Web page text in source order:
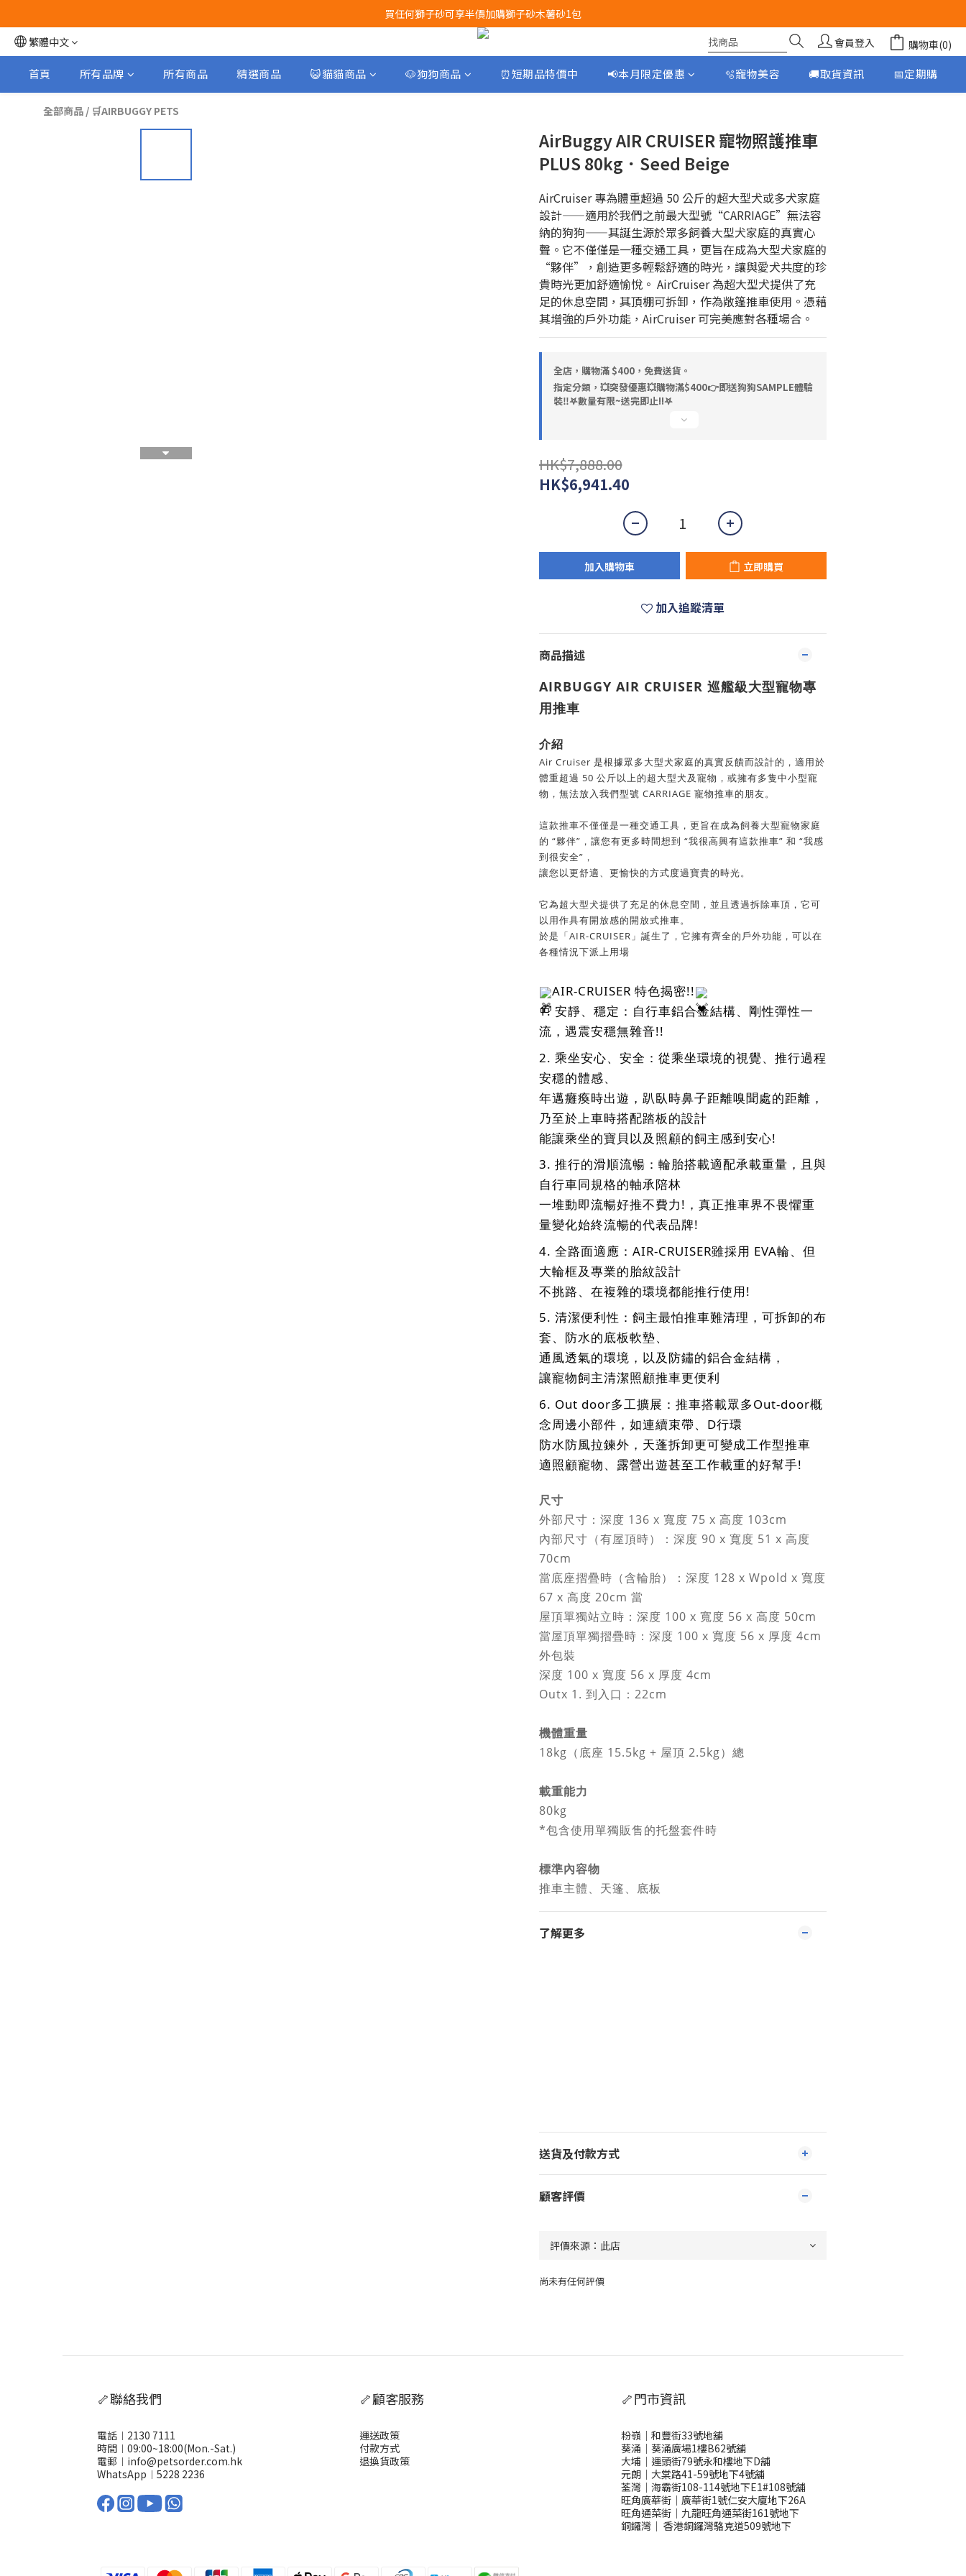
Airbuggy 全線現貨8折！立即點擊火速搶購
買任何獅子砂可享半價加購獅子砂木薯砂1包
Airbuggy 全線現貨8折！立即點擊火速搶購
繁體中文 會員登入 購物車(0)
首頁 所有品牌 所有商品 精選商品 😺貓貓商品 🐶狗狗商品 ⏰短期品特價中 📢本月限定優惠 🫧寵物美容 🚚取貨資訊 📅定期購
全部商品 / 🛒AIRBUGGY PETS
AirBuggy AIR CRUISER 寵物照護推車
PLUS 80kg．Seed Beige
AirCruiser 專為體重超過 50 公斤的超大型犬或多犬家庭
設計——適用於我們之前最大型號“CARRIAGE”無法容
納的狗狗——其誕生源於眾多飼養大型犬家庭的真實心
聲。它不僅僅是一種交通工具，更旨在成為大型犬家庭的
“夥伴”，創造更多輕鬆舒適的時光，讓與愛犬共度的珍
貴時光更加舒適愉悅。 AirCruiser 為超大型犬提供了充
足的休息空間，其頂棚可拆卸，作為敞篷推車使用。憑藉
其增強的戶外功能，AirCruiser 可完美應對各種場合。
全店，購物滿 $400，免費送貨。
指定分類，💥突發優惠💥購物滿$400👉即送狗狗SAMPLE體驗
裝‼️𖤐數量有限~送完即止!!𖤐
HK$7,888.00
HK$6,941.40
加入購物車 立即購買
加入追蹤清單
商品描述
AIRBUGGY AIR CRUISER 巡艦級大型寵物專
用推車
介紹
Air Cruiser 是根據眾多大型犬家庭的真實反饋而設計的，適用於
體重超過 50 公斤以上的超大型犬及寵物，或擁有多隻中小型寵
物，無法放入我們型號 CARRIAGE 寵物推車的朋友。
這款推車不僅僅是一種交通工具，更旨在成為飼養大型寵物家庭
的 “夥伴”，讓您有更多時間想到 “我很高興有這款推車” 和 “我感
到很安全”，
讓您以更舒適、更愉快的方式度過寶貴的時光。
它為超大型犬提供了充足的休息空間，並且透過拆除車頂，它可
以用作具有開放感的開放式推車。
於是「AIR-CRUISER」誕生了，它擁有齊全的戶外功能，可以在
各種情況下派上用場
AIR-CRUISER 特色揭密!!
1. 安靜、穩定：自行車鋁合金結構、剛性彈性一
流，遇震安穩無雜音!!
2. 乘坐安心、安全：從乘坐環境的視覺、推行過程
安穩的體感、
年邁癱瘓時出遊，趴臥時鼻子距離嗅聞處的距離，
乃至於上車時搭配踏板的設計
能讓乘坐的寶貝以及照顧的飼主感到安心!
3. 推行的滑順流暢：輪胎搭載適配承載重量，且與
自行車同規格的軸承陪林
一堆動即流暢好推不費力!，真正推車界不畏懼重
量變化始終流暢的代表品牌!
4. 全路面適應：AIR-CRUISER雖採用 EVA輪、但
大輪框及專業的胎紋設計
不挑路、在複雜的環境都能推行使用!
5. 清潔便利性：飼主最怕推車難清理，可拆卸的布
套、防水的底板軟墊、
通風透氣的環境，以及防鏽的鋁合金結構，
讓寵物飼主清潔照顧推車更便利
6. Out door多工擴展：推車搭載眾多Out-door概
念周邊小部件，如連續束帶、D行環
防水防風拉鍊外，天蓬拆卸更可變成工作型推車
適照顧寵物、露營出遊甚至工作載重的好幫手!
尺寸
外部尺寸：深度 136 x 寬度 75 x 高度 103cm
內部尺寸（有屋頂時）：深度 90 x 寬度 51 x 高度
70cm
當底座摺疊時（含輪胎）：深度 128 x Wpold x 寬度
67 x 高度 20cm 當
屋頂單獨站立時：深度 100 x 寬度 56 x 高度 50cm
當屋頂單獨摺疊時：深度 100 x 寬度 56 x 厚度 4cm
外包裝
深度 100 x 寬度 56 x 厚度 4cm
Outx 1. 到入口：22cm
機體重量
18kg（底座 15.5kg + 屋頂 2.5kg）總
載重能力
80kg
*包含使用單獨販售的托盤套件時
標準內容物
推車主體、天篷、底板
了解更多
送貨及付款方式
顧客評價
尚未有任何評價
🦴聯絡我們
電話︱2130 7111
時間︱09:00~18:00(Mon.-Sat.)
電郵︱info@petsorder.com.hk
WhatsApp︱ 5228 2236
🦴顧客服務
運送政策
付款方式
退換貨政策
🦴門市資訊
粉嶺｜和豐街33號地舖
葵涌｜葵涌廣場1樓B62號舖
大埔｜運頭街79號永和樓地下D舖
元朗｜大棠路41-59號地下4號舖
荃灣｜海霸街108-114號地下E1#108號舖
旺角廣華街｜廣華街1號仁安大廈地下26A
旺角通菜街｜九龍旺角通菜街161號地下
銅鑼灣 ｜ 香港銅鑼灣駱克道509號地下